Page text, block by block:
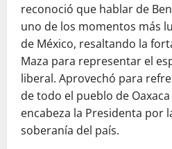
reconoció que hablar de
uno de los momentos más
de México, resaltando la
Maza para representar el
liberal. Aprovechó para
de todo el pueblo de
encabeza la Presidenta por
soberanía del país.